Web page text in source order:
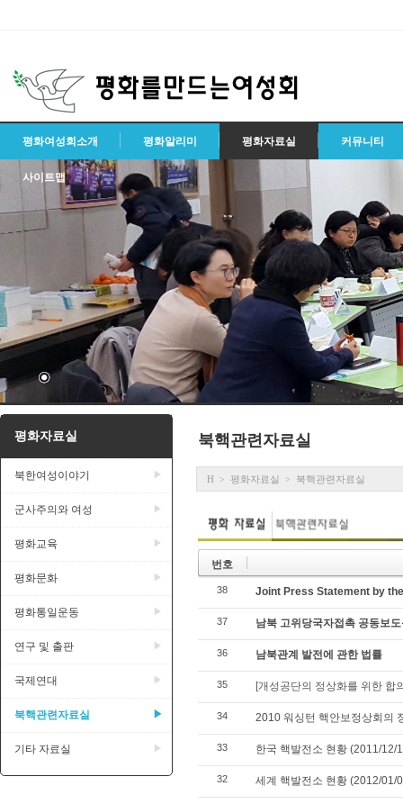
평화여성회소개 평화알리미 평화자료실 커뮤니티
사이트맵
평화자료실
북한여성이야기 ▶
군사주의와 여성 ▶
평화교육 ▶
평화문화 ▶
평화통일운동 ▶
연구 및 출판 ▶
국제연대 ▶
북핵관련자료실 ▶
기타 자료실 ▶
북핵관련자료실
H > 평화자료실 > 북핵관련자료실
번호
38 Joint Press Statement by
37 남북 고위당국자접촉 공동보
36 남북관계 발전에 관한 법률
35 [개성공단의 정상화를 위한 합
34 2010 워싱턴 핵안보정상회의
33 한국 핵발전소 현황 (2011/12/
32 세계 핵발전소 현황 (2012/01/